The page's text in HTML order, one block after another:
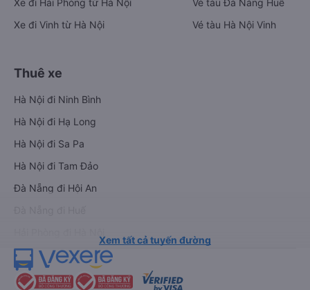
Xe đi Vinh từ Hà Nội
Vé tàu Hà Nội Vinh
Thuê xe
Hà Nội đi Ninh Bình
Hà Nội đi Hạ Long
Hà Nội đi Sa Pa
Hà Nội đi Tam Đảo
Đà Nẵng đi Hội An
Xem tất cả tuyến đường